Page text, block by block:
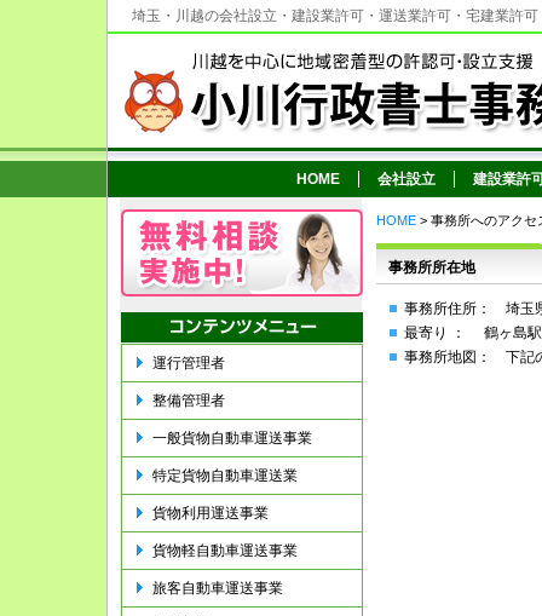
埼玉・川越の会社設立・建設業許可・運送業許可・宅建業許
HOME 会社設立 建設業許
HOME > 事務所へのアクセ
事務所所在地
事務所住所： 埼玉
最寄り ： 鶴ヶ島駅
事務所地図： 下記
運行管理者
整備管理者
一般貨物自動車運送事業
特定貨物自動車運送業
貨物利用運送事業
貨物軽自動車運送事業
旅客自動車運送事業